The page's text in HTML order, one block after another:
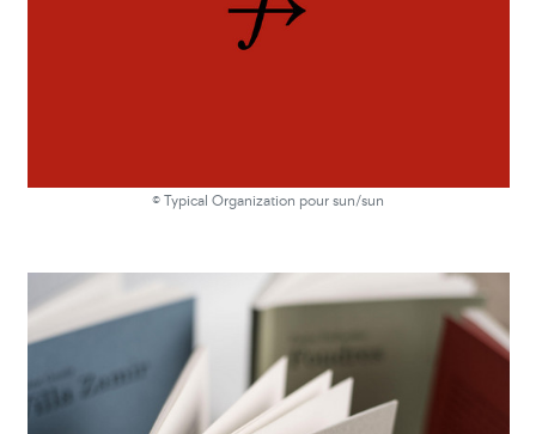
© Typical Organization pour sun/sun